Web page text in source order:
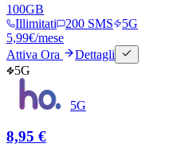
100GB
Illimitati
200 SMS
5G
5,99€/mese
Attiva Ora
Dettagli
5G
5G
8,95 €